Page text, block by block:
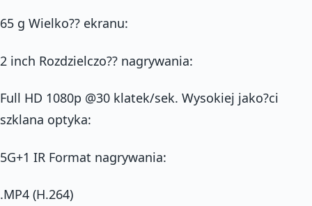
65 g Wielko?? ekranu:
2 inch Rozdzielczo?? nagrywania:
Full HD 1080p @30 klatek/sek. Wysokiej jako?ci
szklana optyka:
5G+1 IR Format nagrywania:
.MP4 (H.264)